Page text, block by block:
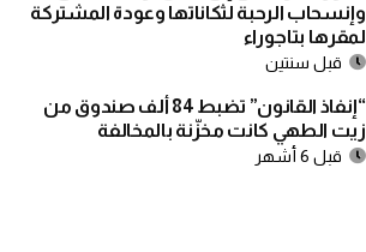
وإنسحاب الرحبة لثكاناتها وعودة المشتركة
لمقرها بتاجوراء
قبل سنتين
“إنفاذ القانون” تضبط 84 ألف صندوق من
زيت الطهي كانت مخزّنة بالمخالفة
قبل 6 أشهر